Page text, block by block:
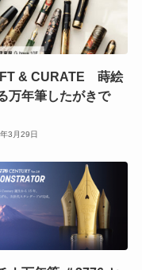
& CURATE 蒔絵
万年筆したがきで
3月29日